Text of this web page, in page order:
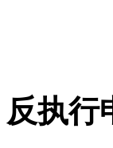
反执行